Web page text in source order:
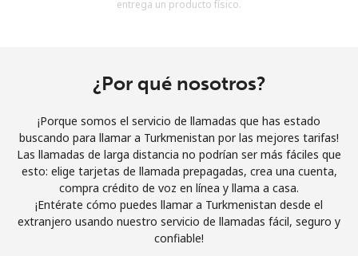
Al abrir una cuenta en este sitio web, estoy de acuerdo con
Únete
¡Hola!
Inicia sesión oREGÍSTRATE →
entrega un producto físico.
¿Por qué nosotros?
¡Porque somos el servicio de llamadas que has estado
buscando para llamar a Turkmenistan por las mejores tarifas!
Las llamadas de larga distancia no podrían ser más fáciles que
esto: elige tarjetas de llamada prepagadas, crea una cuenta,
compra crédito de voz en línea y llama a casa.
¡Entérate cómo puedes llamar a Turkmenistan desde el
extranjero usando nuestro servicio de llamadas fácil, seguro y
confiable!